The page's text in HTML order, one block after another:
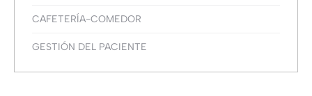
CAFETERÍA-COMEDOR
GESTIÓN DEL PACIENTE